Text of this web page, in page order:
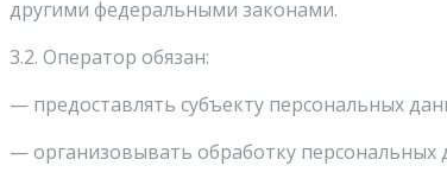
другими федеральными законами.
3.2. Оператор обязан:
— предоставлять субъекту персональных
— организовывать обработку